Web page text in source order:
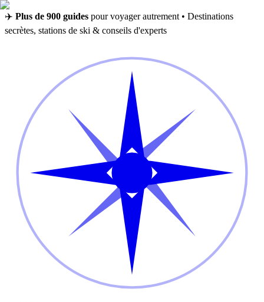
✈️ Plus de 900 guides pour voyager autrement • Destinations
secrètes, stations de ski & conseils d'experts